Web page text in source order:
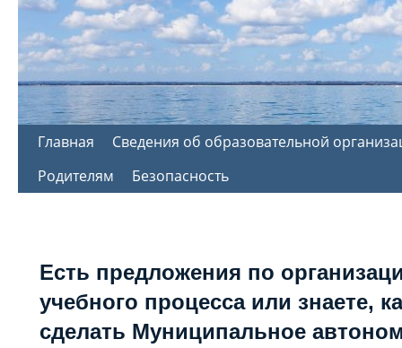
Перейти
Главная
Сведения об образовательной
Родителям
Безопасность
Есть предложения по
учебного процесса или знаете,
сделать Муниципальное